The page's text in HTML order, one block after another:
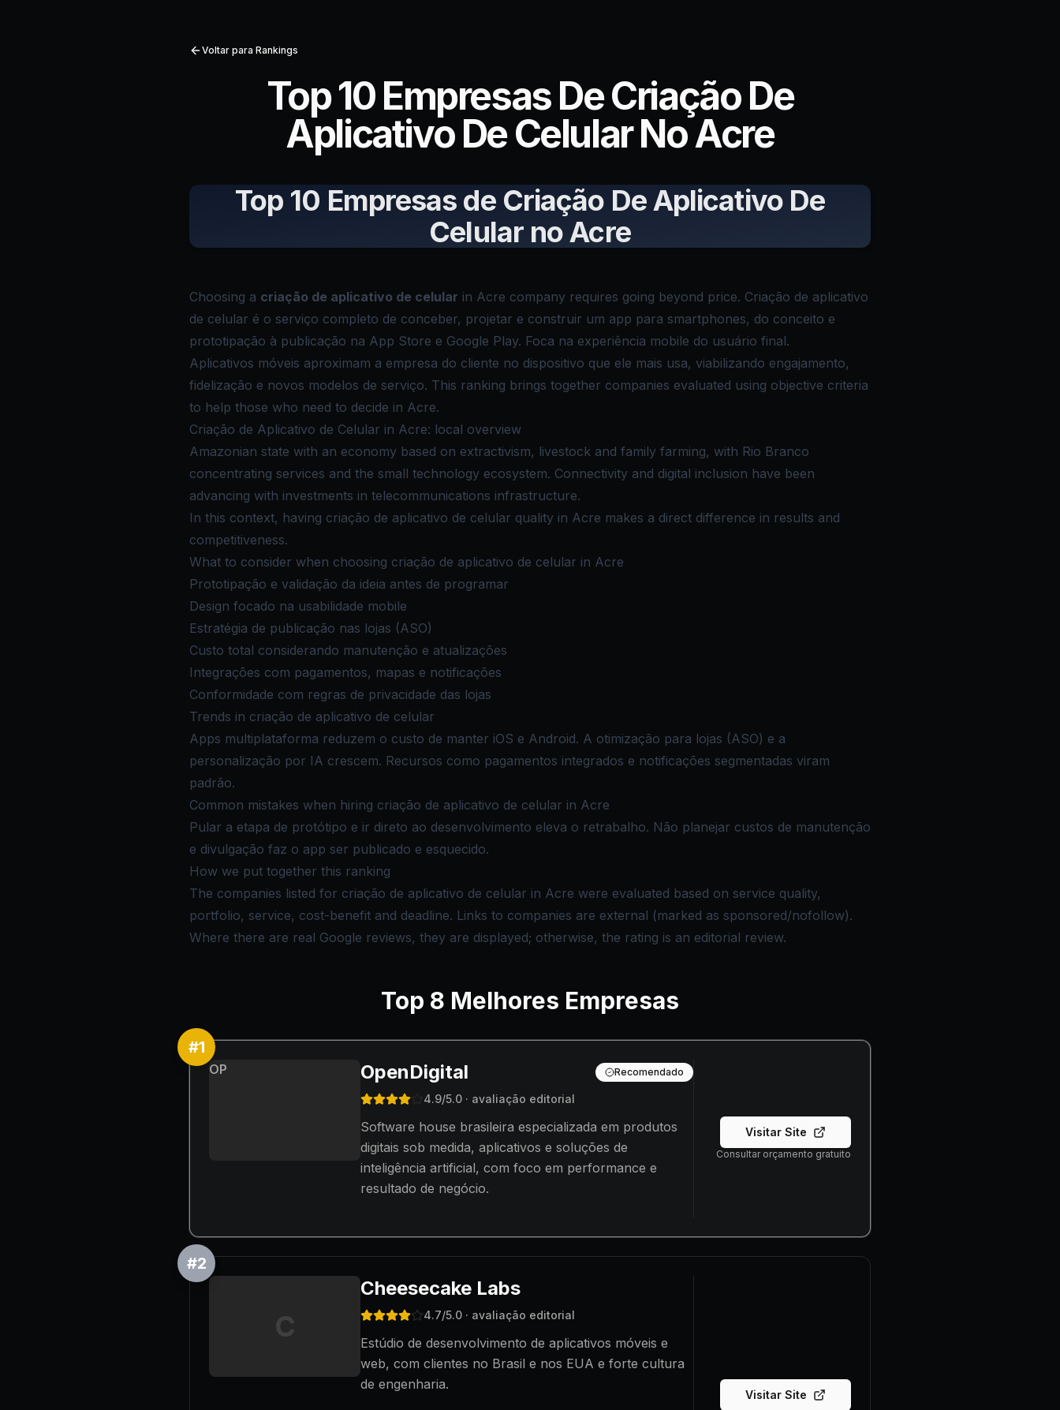
Voltar para Rankings
Top 10 Empresas De Criação De
Aplicativo De Celular No Acre
Top 10 Empresas de Criação De Aplicativo De
Celular no Acre
Choosing a criação de aplicativo de celular in Acre company requires going beyond price. Criação de aplicativo
de celular é o serviço completo de conceber, projetar e construir um app para smartphones, do conceito e
prototipação à publicação na App Store e Google Play. Foca na experiência mobile do usuário final.
Aplicativos móveis aproximam a empresa do cliente no dispositivo que ele mais usa, viabilizando engajamento,
fidelização e novos modelos de serviço. This ranking brings together companies evaluated using objective criteria
to help those who need to decide in Acre.
Criação de Aplicativo de Celular in Acre: local overview
Amazonian state with an economy based on extractivism, livestock and family farming, with Rio Branco
concentrating services and the small technology ecosystem. Connectivity and digital inclusion have been
advancing with investments in telecommunications infrastructure.
In this context, having criação de aplicativo de celular quality in Acre makes a direct difference in results and
competitiveness.
What to consider when choosing criação de aplicativo de celular in Acre
Prototipação e validação da ideia antes de programar
Design focado na usabilidade mobile
Estratégia de publicação nas lojas (ASO)
Custo total considerando manutenção e atualizações
Integrações com pagamentos, mapas e notificações
Conformidade com regras de privacidade das lojas
Trends in criação de aplicativo de celular
Apps multiplataforma reduzem o custo de manter iOS e Android. A otimização para lojas (ASO) e a
personalização por IA crescem. Recursos como pagamentos integrados e notificações segmentadas viram
padrão.
Common mistakes when hiring criação de aplicativo de celular in Acre
Pular a etapa de protótipo e ir direto ao desenvolvimento eleva o retrabalho. Não planejar custos de manutenção
e divulgação faz o app ser publicado e esquecido.
How we put together this ranking
The companies listed for criação de aplicativo de celular in Acre were evaluated based on service quality,
portfolio, service, cost-benefit and deadline. Links to companies are external (marked as sponsored/nofollow).
Where there are real Google reviews, they are displayed; otherwise, the rating is an editorial review.
Top 8 Melhores Empresas
#1
OP OpenDigital Recomendado
4.9/5.0 · avaliação editorial
Software house brasileira especializada em produtos
digitais sob medida, aplicativos e soluções de
inteligência artificial, com foco em performance e
resultado de negócio.
Visitar Site
Consultar orçamento gratuito
#2
C
Cheesecake Labs
4.7/5.0 · avaliação editorial
Estúdio de desenvolvimento de aplicativos móveis e
web, com clientes no Brasil e nos EUA e forte cultura
de engenharia.
Visitar Site